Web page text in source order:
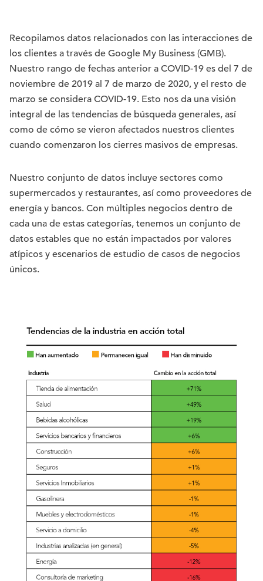
Recopilamos datos relacionados con las interacciones de
los clientes a través de Google My Business (GMB).
Nuestro rango de fechas anterior a COVID-19 es del 7 de
noviembre de 2019 al 7 de marzo de 2020, y el resto de
marzo se considera COVID-19. Esto nos da una visión
integral de las tendencias de búsqueda generales, así
como de cómo se vieron afectados nuestros clientes
cuando comenzaron los cierres masivos de empresas.
Nuestro conjunto de datos incluye sectores como
supermercados y restaurantes, así como proveedores de
energía y bancos. Con múltiples negocios dentro de
cada una de estas categorías, tenemos un conjunto de
datos estables que no están impactados por valores
atípicos y escenarios de estudio de casos de negocios
únicos.